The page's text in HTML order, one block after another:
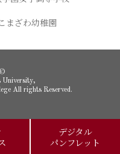
まざわ幼稚園
University,
All rights Reserved.
デジタル
パンフレット